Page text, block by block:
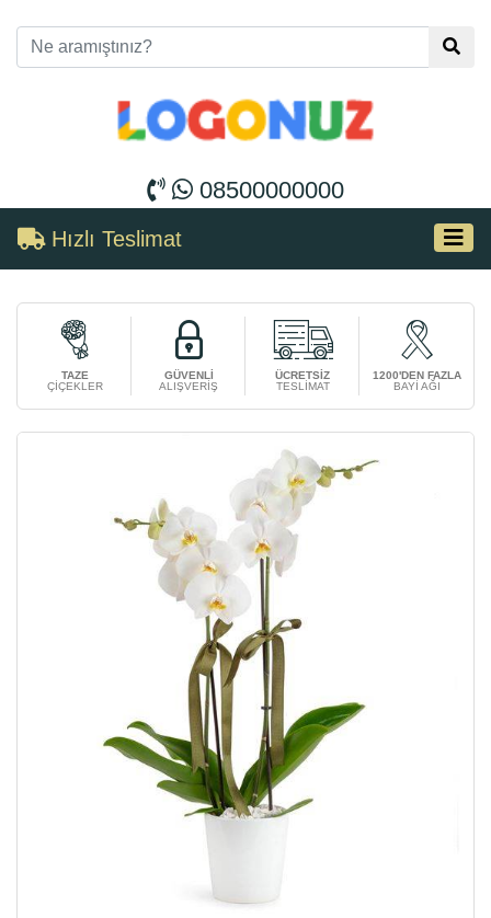
08500000000
Hızlı Teslimat
TAZE
ÇİÇEKLER
GÜVENLİ
ALIŞVERİŞ
ÜCRETSİZ
TESLİMAT
1200'DEN FAZLA
BAYİ AĞI